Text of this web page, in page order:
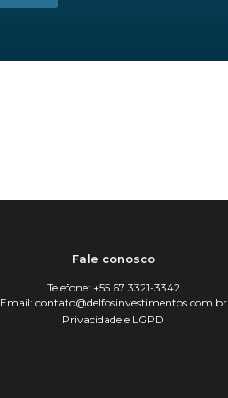
Fale conosco
Telefone: +55 67 3321-3342
Email: contato@delfosinvestimentos.com.br
Privacidade e LGPD